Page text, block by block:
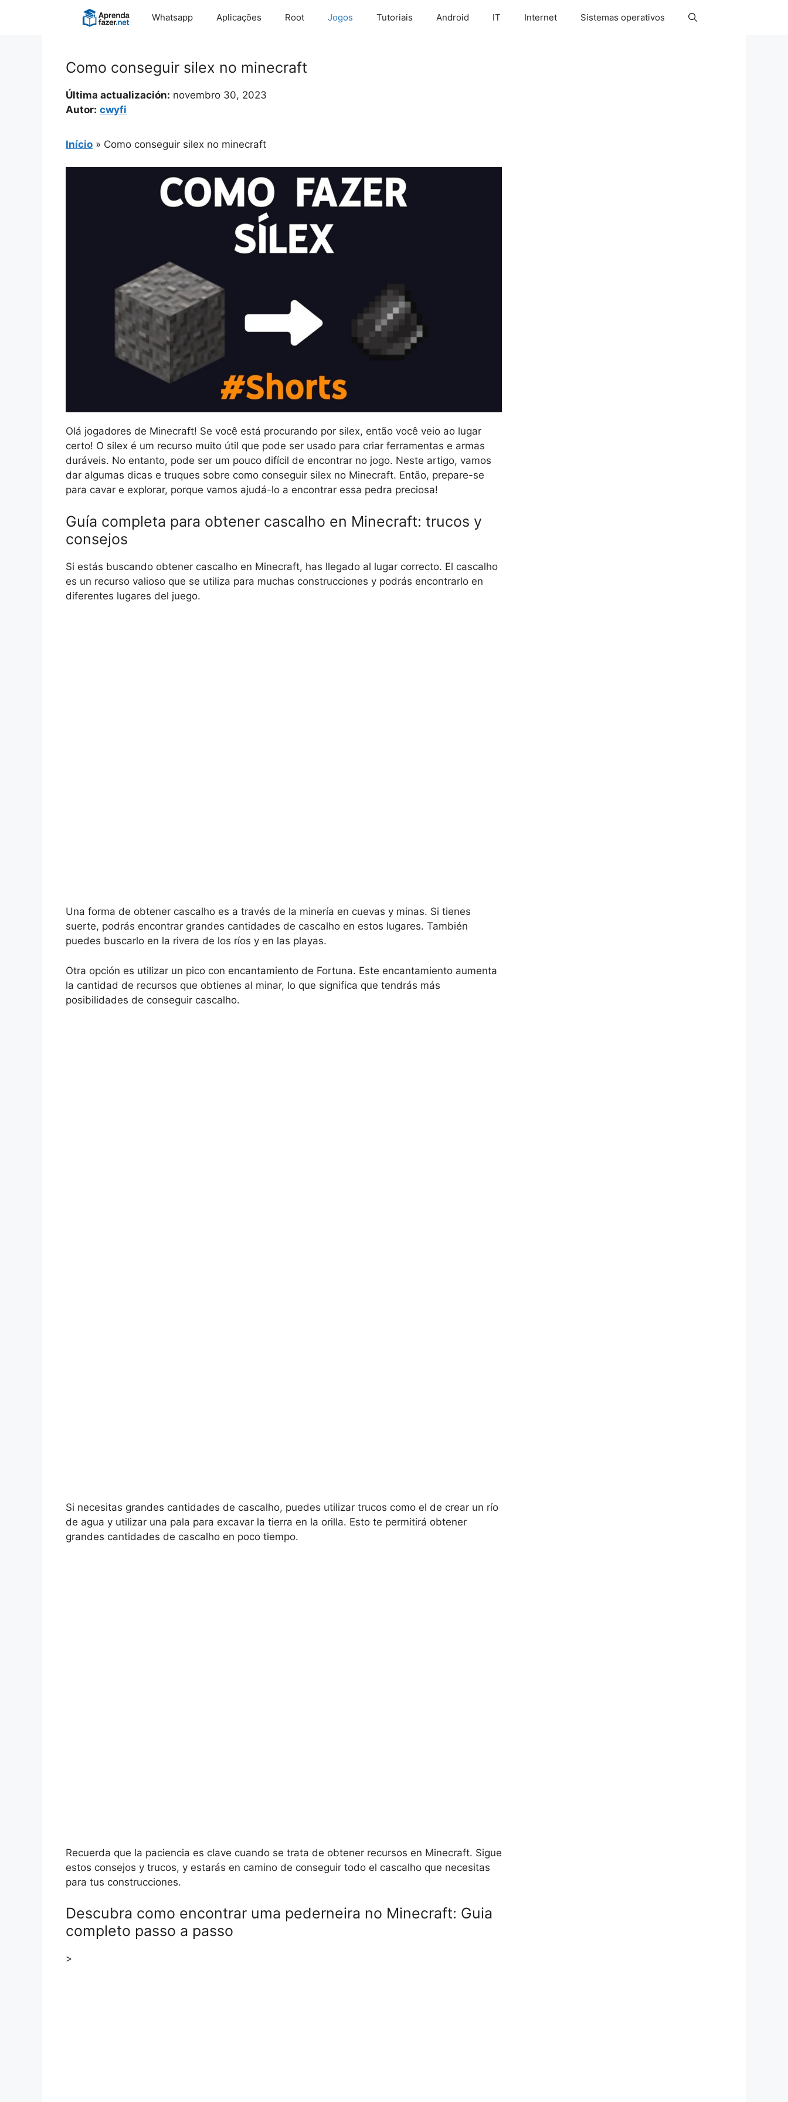
Whatsapp Aplicações Root Jogos Tutoriais Android IT Internet Sistemas operativos
Como conseguir silex no minecraft
Última actualización: novembro 30, 2023
Autor: cwyfi
Início » Como conseguir silex no minecraft
Olá jogadores de Minecraft! Se você está procurando por silex, então você veio ao lugar
certo! O silex é um recurso muito útil que pode ser usado para criar ferramentas e armas
duráveis. No entanto, pode ser um pouco difícil de encontrar no jogo. Neste artigo, vamos
dar algumas dicas e truques sobre como conseguir silex no Minecraft. Então, prepare-se
para cavar e explorar, porque vamos ajudá-lo a encontrar essa pedra preciosa!
Guía completa para obtener cascalho en Minecraft: trucos y
consejos
Si estás buscando obtener cascalho en Minecraft, has llegado al lugar correcto. El cascalho
es un recurso valioso que se utiliza para muchas construcciones y podrás encontrarlo en
diferentes lugares del juego.
Una forma de obtener cascalho es a través de la minería en cuevas y minas. Si tienes
suerte, podrás encontrar grandes cantidades de cascalho en estos lugares. También
puedes buscarlo en la rivera de los ríos y en las playas.
Otra opción es utilizar un pico con encantamiento de Fortuna. Este encantamiento aumenta
la cantidad de recursos que obtienes al minar, lo que significa que tendrás más
posibilidades de conseguir cascalho.
Si necesitas grandes cantidades de cascalho, puedes utilizar trucos como el de crear un río
de agua y utilizar una pala para excavar la tierra en la orilla. Esto te permitirá obtener
grandes cantidades de cascalho en poco tiempo.
Recuerda que la paciencia es clave cuando se trata de obtener recursos en Minecraft. Sigue
estos consejos y trucos, y estarás en camino de conseguir todo el cascalho que necesitas
para tus construcciones.
Descubra como encontrar uma pederneira no Minecraft: Guia
completo passo a passo
>